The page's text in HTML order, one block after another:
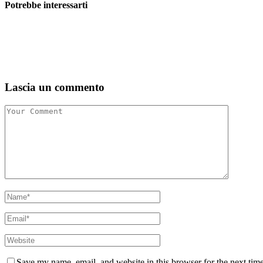
Potrebbe interessarti
Lascia un commento